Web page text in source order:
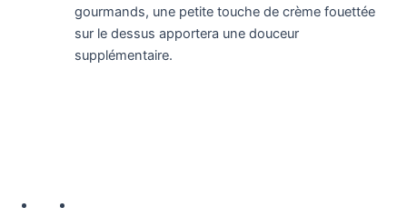
gourmands, une petite touche de crème fouettée
sur le dessus apportera une douceur
supplémentaire.